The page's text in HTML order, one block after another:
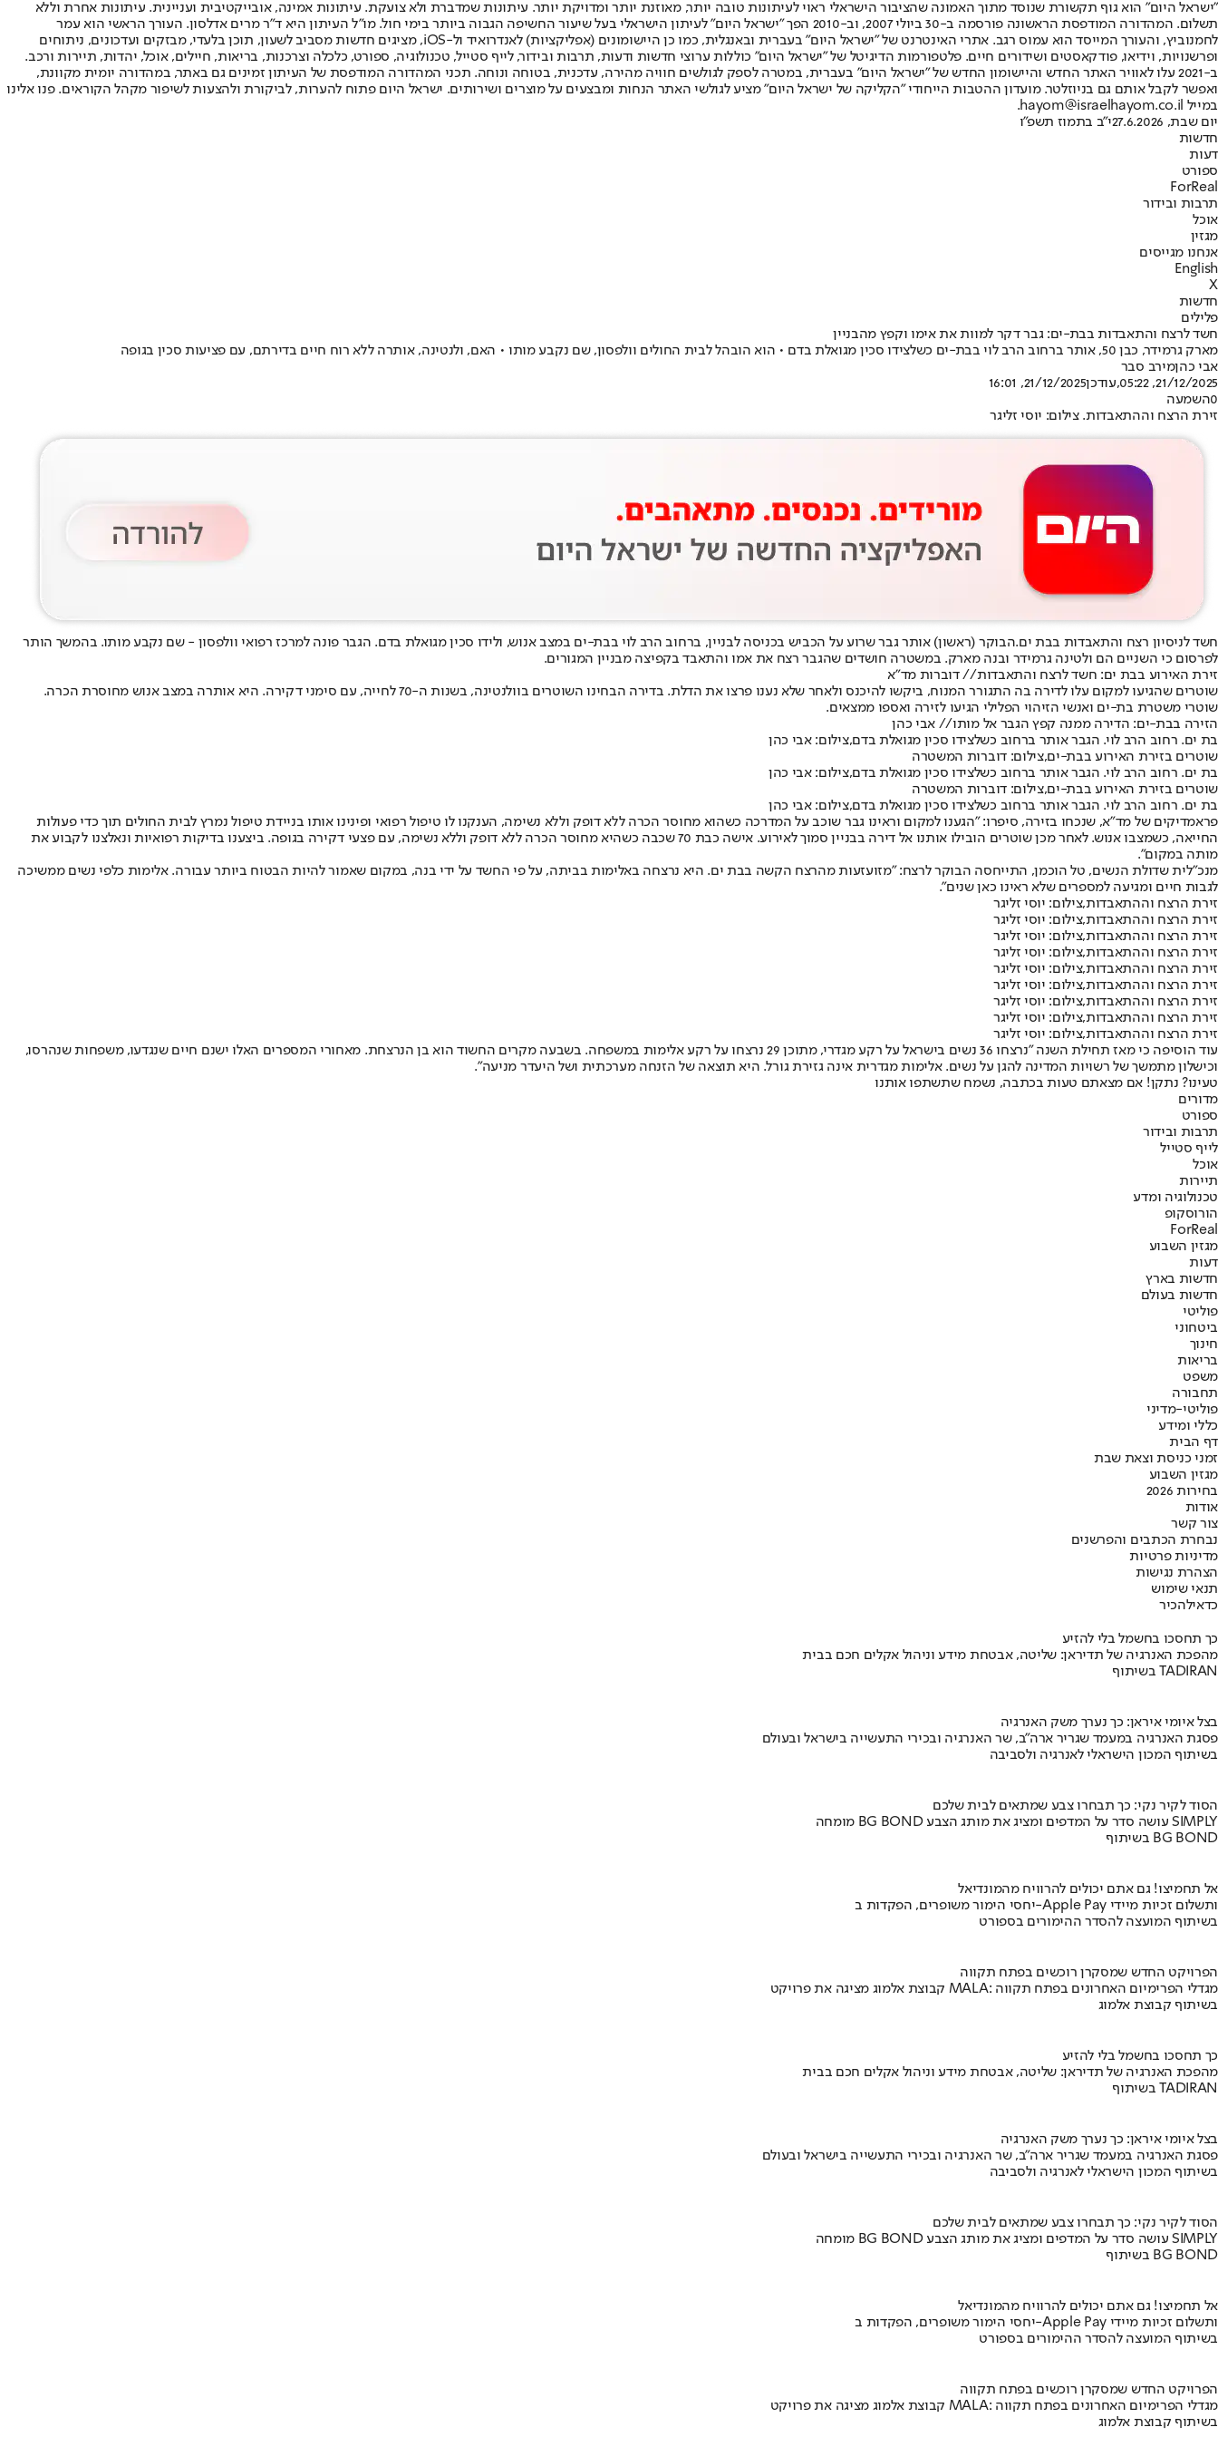
"ישראל היום" הוא גוף תקשורת שנוסד מתוך האמונה שהציבור הישראלי ראוי לעיתונות טובה יותר, מאוזנת יותר ומדויקת יותר. עיתונות שמדברת ולא צועקת. עיתונות אמינה, אובייקטיבית ועניינית. עיתונות אחרת וללא
תשלום. המהדורה המודפסת הראשונה פורסמה ב-30 ביולי 2007, וב-2010 הפך "ישראל היום" לעיתון הישראלי בעל שיעור החשיפה הגבוה ביותר בימי חול. מו"ל העיתון היא ד"ר מרים אדלסון. העורך הראשי הוא עמר
לחמנוביץ, והעורך המייסד הוא עמוס רגב. אתרי האינטרנט של "ישראל היום" בעברית ובאנגלית, כמו כן היישומונים (אפליקציות) לאנדרואיד ול-iOS, מציגים חדשות מסביב לשעון, תוכן בלעדי, מבזקים ועדכונים, ניתוחים
ופרשנויות, וידיאו, פודקאסטים ושידורים חיים. פלטפורמות הדיגיטל של "ישראל היום" כוללות ערוצי חדשות ודעות, תרבות ובידור, לייף סטייל, טכנולוגיה, ספורט, כלכלה וצרכנות, בריאות, חיילים, אוכל, יהדות, תיירות ורכב.
ב-2021 עלו לאוויר האתר החדש והיישומון החדש של "ישראל היום" בעברית, במטרה לספק לגולשים חוויה מהירה, עדכנית, בטוחה ונוחה. תכני המהדורה המודפסת של העיתון זמינים גם באתר, במהדורה יומית מקוונת,
ואפשר לקבל אותם גם בניוזלטר. מועדון ההטבות הייחודי "הקליקה של ישראל היום" מציע לגולשי האתר הנחות ומבצעים על מוצרים ושירותים. ישראל היום פתוח להערות, לביקורת ולהצעות לשיפור מקהל הקוראים. פנו אלינו
במייל hayom@israelhayom.co.il.
יום שבת, 27.6.2026
י"ב בתמוז תשפ"ו
חדשות
דעות
ספורט
ForReal
תרבות ובידור
אוכל
מגזין
אנחנו מגייסים
English
X
חדשות
פלילים
חשד לרצח והתאבדות בבת-ים: גבר דקר למוות את אימו וקפץ מהבניין
מארק גרמידר, כבן 50, אותר ברחוב הרב לוי בבת-ים כשלצידו סכין מגואלת בדם • הוא הובהל לבית החולים וולפסון, שם נקבע מותו • האם, ולנטינה, אותרה ללא רוח חיים בדירתם, עם פציעות סכין בגופה
אבי כהןמירב סבר
21/12/2025, 05:22
,עודכן21/12/2025, 16:01
0השמעה
זירת הרצח וההתאבדות. צילום: יוסי זליגר
חשד לניסיון רצח והתאבדות בבת ים.הבוקר (ראשון) אותר גבר שרוע על הכביש בכניסה לבניין, ברחוב הרב לוי בבת-ים במצב אנוש, ולידו סכין מגואלת בדם. הגבר פונה למרכז רפואי וולפסון - שם נקבע מותו. בהמשך הותר
לפרסום כי השניים הם ולטינה גרמידר ובנה מארק. במשטרה חושדים שהגבר רצח את אמו והתאבד בקפיצה מבניין המגורים.
זירת האירוע בבת ים: חשד לרצח והתאבדות// דוברות מד"א
שוטרים שהגיעו למקום עלו לדירה בה התגורר המנוח, ביקשו להיכנס ולאחר שלא נענו פרצו את הדלת. בדירה הבחינו השוטרים בוולנטינה, בשנות ה-70 לחייה, עם סימני דקירה. היא אותרה במצב אנוש מחוסרת הכרה.
שוטרי משטרת בת-ים ואנשי הזיהוי הפלילי הגיעו לזירה ואספו ממצאים.
הזירה בבת-ים: הדירה ממנה קפץ הגבר אל מותו// אבי כהן
בת ים. רחוב הרב לוי. הגבר אותר ברחוב כשלצידו סכין מגואלת בדם,צילום: אבי כהן
שוטרים בזירת האירוע בבת-ים,צילום: דוברות המשטרה
בת ים. רחוב הרב לוי. הגבר אותר ברחוב כשלצידו סכין מגואלת בדם,צילום: אבי כהן
שוטרים בזירת האירוע בבת-ים,צילום: דוברות המשטרה
בת ים. רחוב הרב לוי. הגבר אותר ברחוב כשלצידו סכין מגואלת בדם,צילום: אבי כהן
פראמדיקים של מד"א, שנכחו בזירה, סיפרו: "הגענו למקום וראינו גבר שוכב על המדרכה כשהוא מחוסר הכרה ללא דופק וללא נשימה, הענקנו לו טיפול רפואי ופינינו אותו בניידת טיפול נמרץ לבית החולים תוך כדי פעולות
החייאה, כשמצבו אנוש. לאחר מכן שוטרים הובילו אותנו אל דירה בבניין סמוך לאירוע. אישה כבת 70 שכבה כשהיא מחוסר הכרה ללא דופק וללא נשימה, עם פצעי דקירה בגופה. ביצענו בדיקות רפואיות ונאלצנו לקבוע את
מותה במקום".
מנכ"לית שדולת הנשים, טל הוכמן, התייחסה הבוקר לרצח: "מזועזעות מהרצח הקשה בבת ים. היא נרצחה באלימות בביתה, על פי החשד על ידי בנה, במקום שאמור להיות הבטוח ביותר עבורה. אלימות כלפי נשים ממשיכה
לגבות חיים ומגיעה למספרים שלא ראינו כאן שנים".
זירת הרצח וההתאבדות,צילום: יוסי זליגר
זירת הרצח וההתאבדות,צילום: יוסי זליגר
זירת הרצח וההתאבדות,צילום: יוסי זליגר
זירת הרצח וההתאבדות,צילום: יוסי זליגר
זירת הרצח וההתאבדות,צילום: יוסי זליגר
זירת הרצח וההתאבדות,צילום: יוסי זליגר
זירת הרצח וההתאבדות,צילום: יוסי זליגר
זירת הרצח וההתאבדות,צילום: יוסי זליגר
זירת הרצח וההתאבדות,צילום: יוסי זליגר
עוד הוסיפה כי מאז תחילת השנה "נרצחו 36 נשים בישראל על רקע מגדרי, מתוכן 29 נרצחו על רקע אלימות במשפחה. בשבעה מקרים החשוד הוא בן הנרצחת. מאחורי המספרים האלו ישנם חיים שנגדעו, משפחות שנהרסו,
וכישלון מתמשך של רשויות המדינה להגן על נשים. אלימות מגדרית אינה גזירת גורל. היא תוצאה של הזנחה מערכתית ושל היעדר מניעה".
טעינו? נתקן! אם מצאתם טעות בכתבה, נשמח שתשתפו אותנו
מדורים
ספורט
תרבות ובידור
לייף סטייל
אוכל
תיירות
טכנולוגיה ומדע
הורוסקופ
ForReal
מגזין השבוע
דעות
חדשות בארץ
חדשות בעולם
פוליטי
ביטחוני
חינוך
בריאות
משפט
תחבורה
פוליטי-מדיני
כללי ומידע
דף הבית
זמני כניסת וצאת שבת
מגזין השבוע
בחירות 2026
אודות
צור קשר
נבחרת הכתבים והפרשנים
מדיניות פרטיות
הצהרת נגישות
תנאי שימוש
כדאילהכיר
כך תחסכו בחשמל בלי להזיע
מהפכת האנרגיה של תדיראן: שליטה, אבטחת מידע וניהול אקלים חכם בבית
בשיתוף TADIRAN
בצל איומי איראן: כך נערך משק האנרגיה
פסגת האנרגיה במעמד שגריר ארה"ב, שר האנרגיה ובכירי התעשייה בישראל ובעולם
בשיתוף המכון הישראלי לאנרגיה ולסביבה
הסוד לקיר נקי: כך תבחרו צבע שמתאים לבית שלכם
מומחה BG BOND עושה סדר על המדפים ומציג את מותג הצבע SIMPLY
בשיתוף BG BOND
אל תחמיצו! גם אתם יכולים להרוויח מהמונדיאל
יחסי הימור משופרים, הפקדות ב-Apple Pay ותשלום זכיות מיידי
בשיתוף המועצה להסדר ההימורים בספורט
הפרויקט החדש שמסקרן רוכשים בפתח תקווה
קבוצת אלמוג מציגה את פרויקט MALA: מגדלי הפרימיום האחרונים בפתח תקווה
בשיתוף קבוצת אלמוג
כך תחסכו בחשמל בלי להזיע
מהפכת האנרגיה של תדיראן: שליטה, אבטחת מידע וניהול אקלים חכם בבית
בשיתוף TADIRAN
בצל איומי איראן: כך נערך משק האנרגיה
פסגת האנרגיה במעמד שגריר ארה"ב, שר האנרגיה ובכירי התעשייה בישראל ובעולם
בשיתוף המכון הישראלי לאנרגיה ולסביבה
הסוד לקיר נקי: כך תבחרו צבע שמתאים לבית שלכם
מומחה BG BOND עושה סדר על המדפים ומציג את מותג הצבע SIMPLY
בשיתוף BG BOND
אל תחמיצו! גם אתם יכולים להרוויח מהמונדיאל
יחסי הימור משופרים, הפקדות ב-Apple Pay ותשלום זכיות מיידי
בשיתוף המועצה להסדר ההימורים בספורט
הפרויקט החדש שמסקרן רוכשים בפתח תקווה
קבוצת אלמוג מציגה את פרויקט MALA: מגדלי הפרימיום האחרונים בפתח תקווה
בשיתוף קבוצת אלמוג